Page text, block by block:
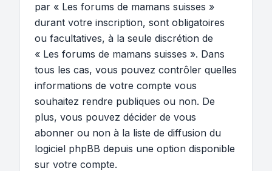
par « Les forums de mamans suisses »
durant votre inscription, sont obligatoires
ou facultatives, à la seule discrétion de
« Les forums de mamans suisses ». Dans
tous les cas, vous pouvez contrôler quelles
informations de votre compte vous
souhaitez rendre publiques ou non. De
plus, vous pouvez décider de vous
abonner ou non à la liste de diffusion du
logiciel phpBB depuis une option disponible
sur votre compte.